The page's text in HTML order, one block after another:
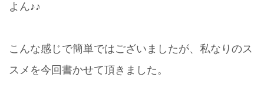
よん♪♪
こんな感じで簡単ではございましたが、私なりのス
スメを今回書かせて頂きました。